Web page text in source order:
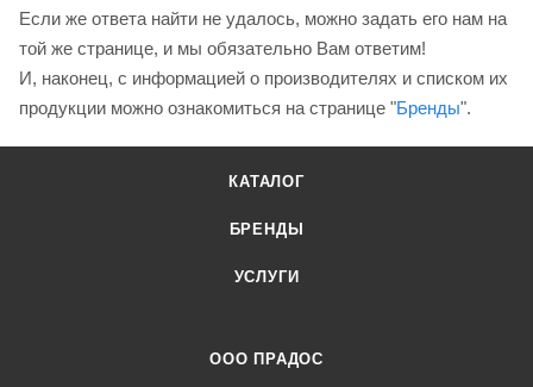
Если же ответа найти не удалось, можно задать его нам на
той же странице, и мы обязательно Вам ответим!
И, наконец, с информацией о производителях и списком их
продукции можно ознакомиться на странице "Бренды".
КАТАЛОГ
БРЕНДЫ
УСЛУГИ
ООО ПРАДОС